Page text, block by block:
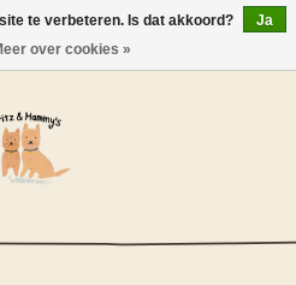
0 Artikelen - €0,00
te verbeteren. Is dat akkoord?
Ja
over cookies »